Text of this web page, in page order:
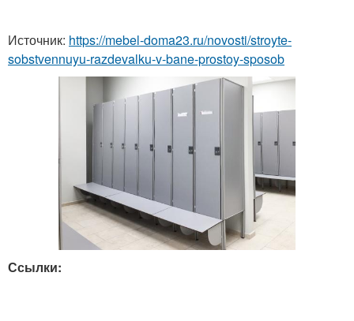
Источник: https://mebel-doma23.ru/novosti/stroyte-
sobstvennuyu-razdevalku-v-bane-prostoy-sposob
Ссылки: